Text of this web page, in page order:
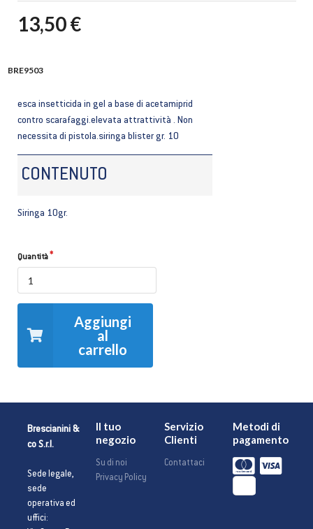
13,50 €
BRE9503
esca insetticida in gel a base di acetamiprid
contro scarafaggi.elevata attrattività . Non
necessita di pistola.siringa blister gr. 10
CONTENUTO
Siringa 10gr.
Quantità
Aggiungi
al
carrello
Brescianini &
co S.r.l.
Sede legale,
sede
operativa ed
uffici:
Il tuo
negozio
Su di noi
Privacy Policy
Servizio
Clienti
Contattaci
Metodi di
pagamento